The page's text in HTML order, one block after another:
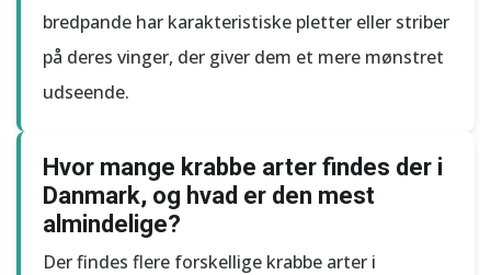
bredpande har karakteristiske pletter eller striber
på deres vinger, der giver dem et mere mønstret
udseende.
Hvor mange krabbe arter findes der i
Danmark, og hvad er den mest
almindelige?
Der findes flere forskellige krabbe arter i